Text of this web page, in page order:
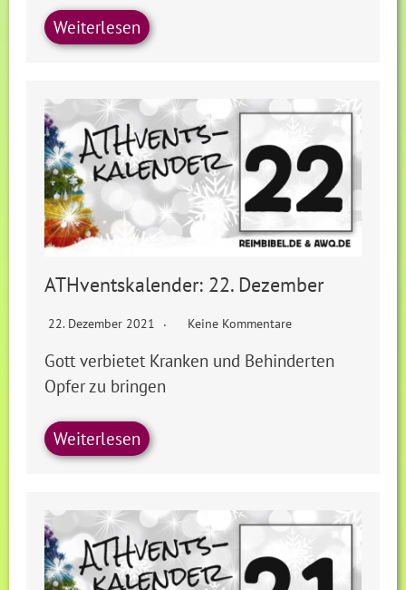
Weiterlesen
ATHventskalender: 22. Dezember
22. Dezember 2021 Keine Kommentare
Gott verbietet Kranken und Behinderten
Opfer zu bringen
Weiterlesen